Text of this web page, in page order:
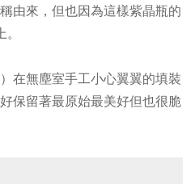
由來， 但也因為這樣紫晶瓶的
在無塵室手工小心翼翼的填裝
保留著最原始最美好但也很脆